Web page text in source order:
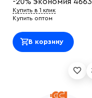
Купить в 1 клик
Купить оптом
В корзину